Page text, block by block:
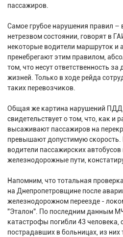
пассажиров.
Самое грубое нарушения правил –
нетрезвом состоянии, говорят в
некоторые водители маршруток и
пренебрегают этим правилом,
том, что несут ответственность за
жизней. Только в ходе рейда
таких перевозчиков.
Общая же картина нарушений ПДД
свидетельствует о том, что, как и
высаживают пассажиров на
превышают допустимую
водители пассажирских
железнодорожные пути,
Напомним, что тотальная
на Днепропетровщине после
железнодорожном переезде -
"Эталон". По последним данным
катастрофы погибли 43 человека,
пострадавших в больницах, из них